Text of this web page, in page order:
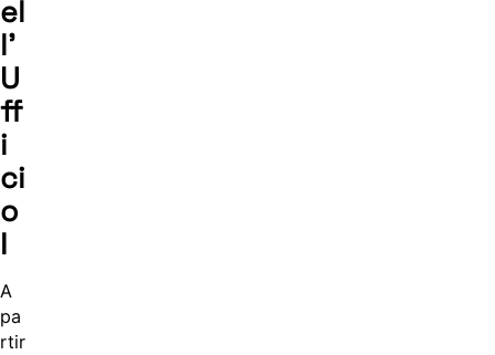
el
l’
U
ff
i
ci
o
I
A
pa
rtir